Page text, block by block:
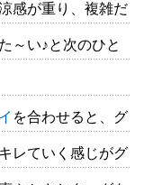
感が重り、複雑だ
～い♪と次のひと
を合わせると、グ
レていく感じがグ